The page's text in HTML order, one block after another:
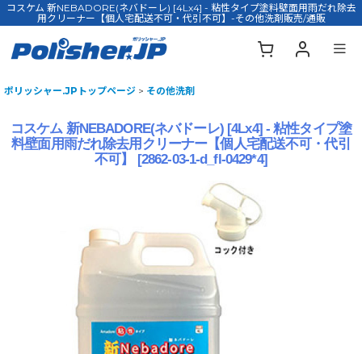
コスケム 新NEBADORE(ネバドーレ) [4Lx4] - 粘性タイプ塗料壁面用雨だれ除去
用クリーナー【個人宅配送不可・代引不可】-その他洗剤販売/通販
ポリッシャー.JPトップページ > その他洗剤
コスケム 新NEBADORE(ネバドーレ) [4Lx4] - 粘性タイプ塗
料壁面用雨だれ除去用クリーナー【個人宅配送不可・代引
不可】
[2862-03-1-d_fl-0429*4]